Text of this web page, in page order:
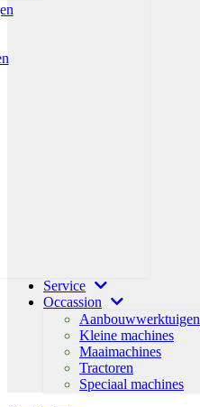
Service
Occassion
Aanbouwwerktuigen
Kleine machines
Maaimachines
Tractoren
Speciaal machines